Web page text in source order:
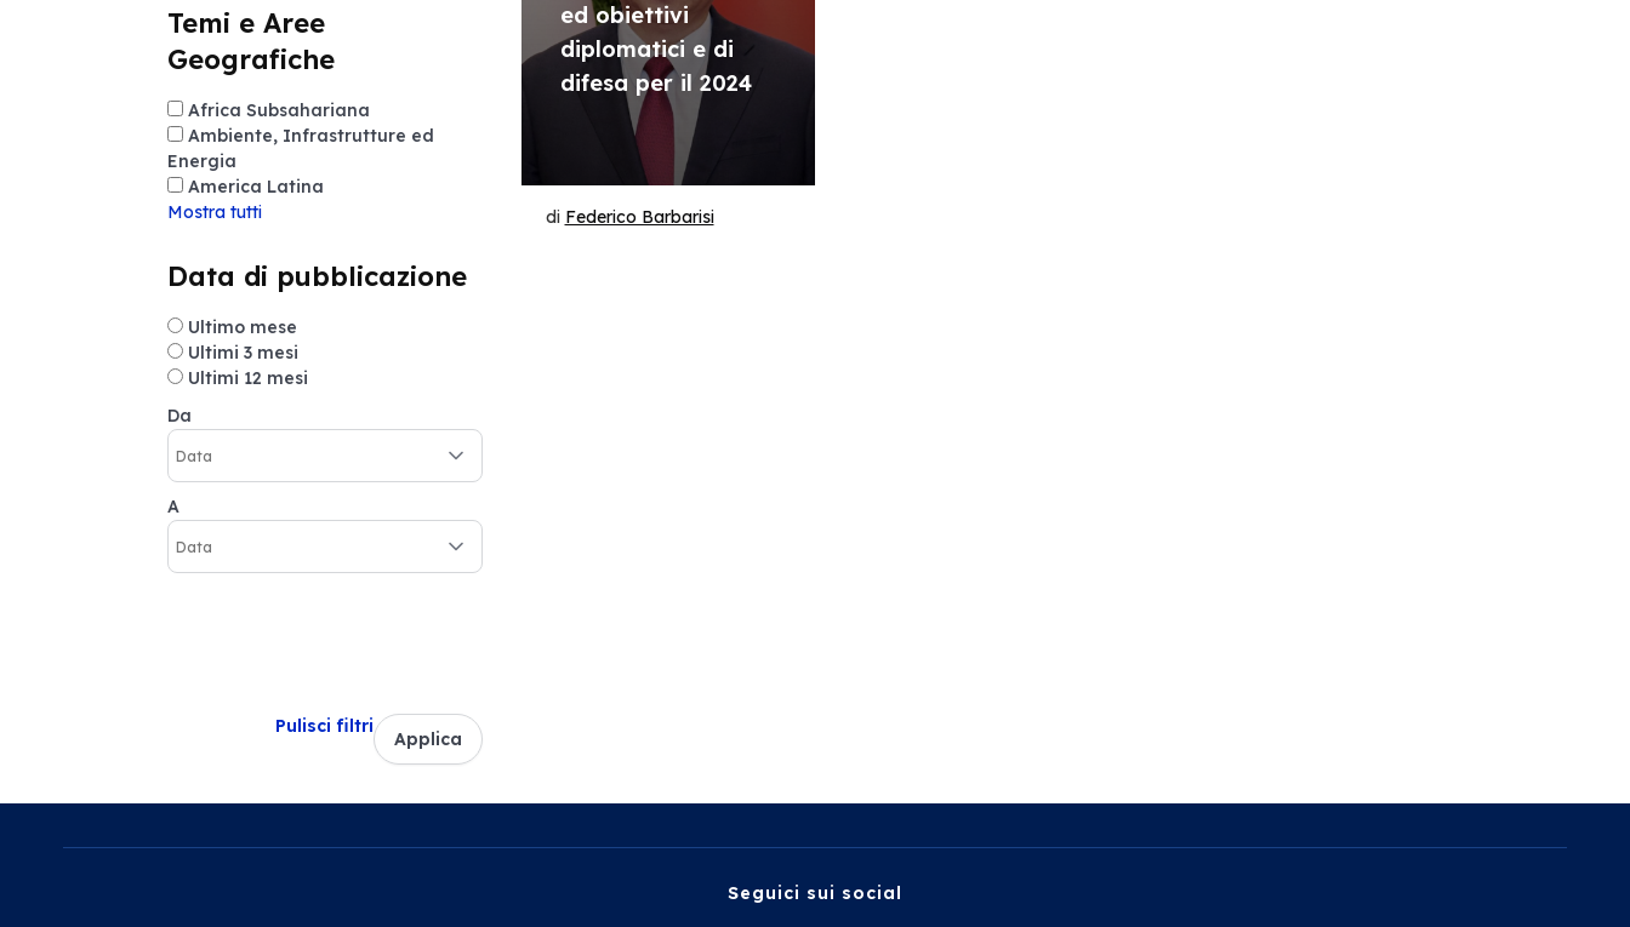
Temi e Aree
Geografiche
Africa Subsahariana
Ambiente, Infrastrutture ed
Energia
America Latina
Mostra tutti
Data di pubblicazione
Ultimo mese
Ultimi 3 mesi
Ultimi 12 mesi
Da
A
Pulisci filtri
Applica
ed obiettivi
diplomatici e di
difesa per il 2024
di Federico Barbarisi
Seguici sui social